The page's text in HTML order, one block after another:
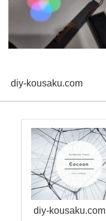
diy-kousaku.com
diy-kousaku.com